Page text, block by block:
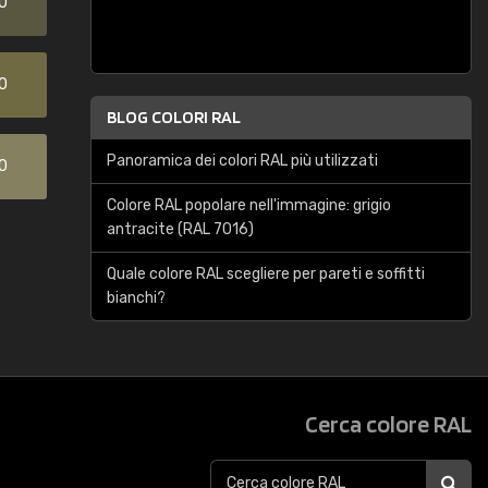
BLOG COLORI RAL
Panoramica dei colori RAL più utilizzati
Colore RAL popolare nell'immagine: grigio
antracite (RAL 7016)
Quale colore RAL scegliere per pareti e soffitti
bianchi?
Cerca colore RAL